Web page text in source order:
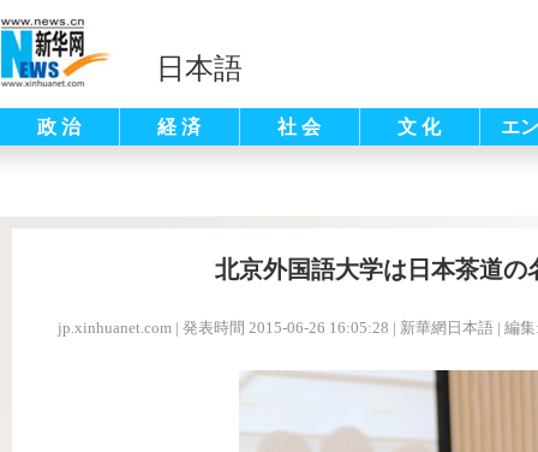
日本語
政 治 経 済 社 会 文 化 エ
北京外国語大学は日本茶道
jp.xinhuanet.com | 発表時間 2015-06-26 16:05:28 | 新華網日本語 | 編